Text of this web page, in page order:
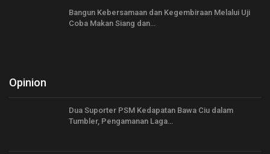
Bangun Kebersamaan dan Kegembiraan Melalui Uji
Coba Makan Siang dan…
Opinion
Dua Suporter PSM Kedapatan Bawa Ciu dalam
Tumbler, Pengamanan Laga…